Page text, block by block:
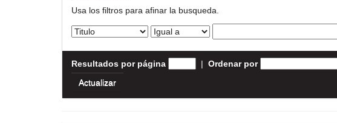
Usa los filtros para afinar la busqueda.
Resultados por página | Ordenar por